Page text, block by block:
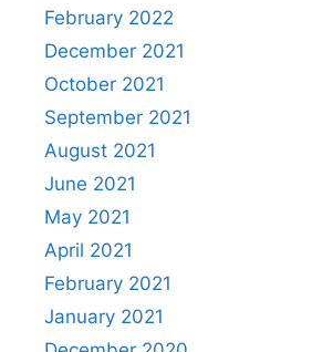
February 2022
December 2021
October 2021
September 2021
August 2021
June 2021
May 2021
April 2021
February 2021
January 2021